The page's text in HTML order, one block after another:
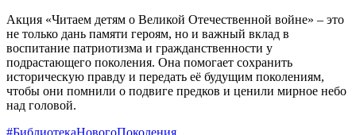
Акция «Читаем детям о Великой Отечественной войне» – это
не только дань памяти героям, но и важный вклад в
воспитание патриотизма и гражданственности у
подрастающего поколения. Она помогает сохранить
историческую правду и передать её будущим поколениям,
чтобы они помнили о подвиге предков и ценили мирное небо
над головой.
#БиблиотекаНовогоПоколения